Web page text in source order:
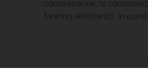
comprensione, la
faranno altrettanto. In